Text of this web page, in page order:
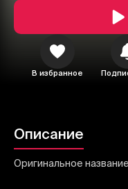
В избранное
Описание
Оригинальное название
Отменить